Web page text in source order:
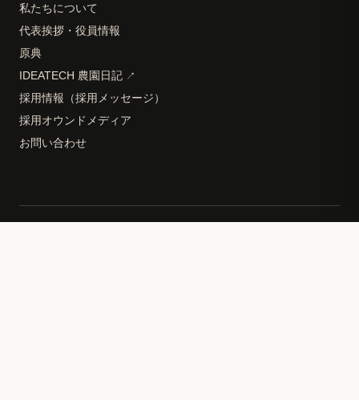
私たちについて
代表挨拶・役員情報
原典
IDEATECH 農園日記 ↗
採用情報（採用メッセージ）
採用オウンドメディア
お問い合わせ